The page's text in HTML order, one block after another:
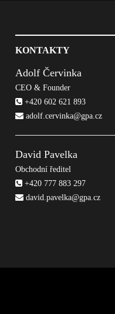
KONTAKTY
Adolf Červinka
CEO & Founder
+420 602 621 893
adolf.cervinka@gpa.cz
David Pavelka
Obchodní ředitel
+420 777 883 297
david.pavelka@gpa.cz